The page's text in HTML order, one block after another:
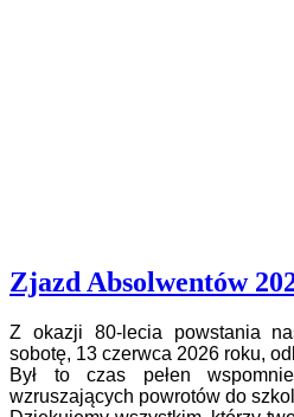
Zjazd Absolwentów
Z okazji 80-lecia powstania
sobotę, 13 czerwca 2026 roku,
Był to czas pełen
wzruszających powrotów do